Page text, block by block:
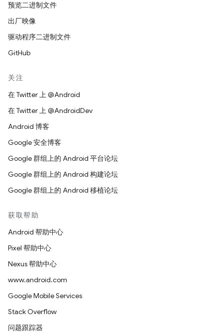
预览二进制文件
出厂映像
驱动程序二进制文件
GitHub
关注
在 Twitter 上 @Android
在 Twitter 上 @AndroidDev
Android 博客
Google 安全博客
Google 群组上的 Android 平台论坛
Google 群组上的 Android 构建论坛
Google 群组上的 Android 移植论坛
获取帮助
Android 帮助中心
Pixel 帮助中心
Nexus 帮助中心
www.android.com
Google Mobile Services
Stack Overflow
问题跟踪器